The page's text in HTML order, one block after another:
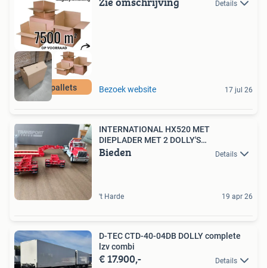
500+ pallets
Details
Bezoek website 17 jul 26
INTERNATIONAL HX520 MET
DIEPLADER MET 2 DOLLY'S
ZWAARTRANSPO
Bieden Details
't Harde 19 apr 26
D-TEC CTD-40-04DB DOLLY complete
lzv combi
€ 17.900,- Details